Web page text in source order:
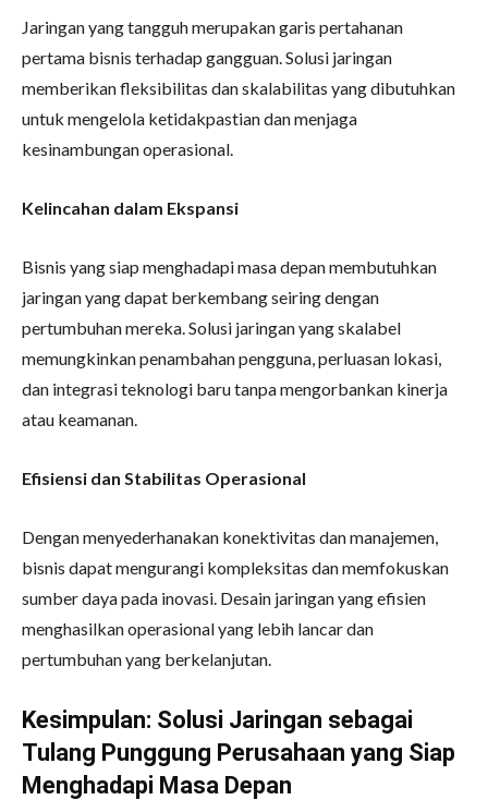
Jaringan yang tangguh merupakan garis pertahanan
pertama bisnis terhadap gangguan. Solusi jaringan
memberikan fleksibilitas dan skalabilitas yang dibutuhkan
untuk mengelola ketidakpastian dan menjaga
kesinambungan operasional.
Kelincahan dalam Ekspansi
Bisnis yang siap menghadapi masa depan membutuhkan
jaringan yang dapat berkembang seiring dengan
pertumbuhan mereka. Solusi jaringan yang skalabel
memungkinkan penambahan pengguna, perluasan lokasi,
dan integrasi teknologi baru tanpa mengorbankan kinerja
atau keamanan.
Efisiensi dan Stabilitas Operasional
Dengan menyederhanakan konektivitas dan manajemen,
bisnis dapat mengurangi kompleksitas dan memfokuskan
sumber daya pada inovasi. Desain jaringan yang efisien
menghasilkan operasional yang lebih lancar dan
pertumbuhan yang berkelanjutan.
Kesimpulan: Solusi Jaringan sebagai
Tulang Punggung Perusahaan yang Siap
Menghadapi Masa Depan